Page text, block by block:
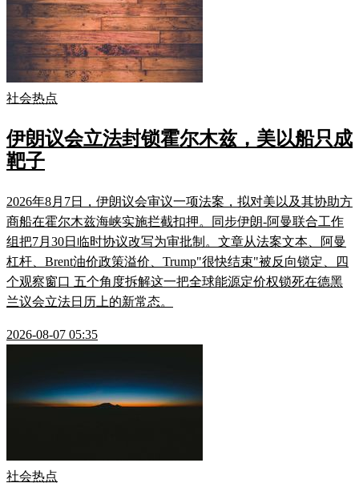
社会热点
伊朗议会立法封锁霍尔木兹，美以船只成
靶子
2026年8月7日，伊朗议会审议一项法案，拟对美以及其协助方
商船在霍尔木兹海峡实施拦截扣押。同步伊朗-阿曼联合工作
组把7月30日临时协议改写为审批制。文章从法案文本、阿曼
杠杆、Brent油价政策溢价、Trump"很快结束"被反向锁定、四
个观察窗口 五个角度拆解这一把全球能源定价权锁死在德黑
兰议会立法日历上的新常态。
2026-08-07 05:35
社会热点